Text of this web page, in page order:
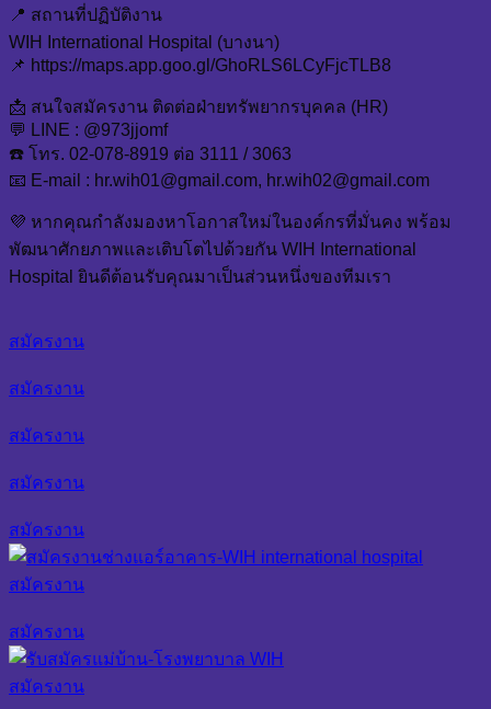
📍 สถานที่ปฏิบัติงาน
WIH International Hospital (บางนา)
📌 https://maps.app.goo.gl/GhoRLS6LCyFjcTLB8
📩 สนใจสมัครงาน ติดต่อฝ่ายทรัพยากรบุคคล (HR)
💬 LINE : @973jjomf
☎️ โทร. 02-078-8919 ต่อ 3111 / 3063
📧 E-mail : hr.wih01@gmail.com, hr.wih02@gmail.com
💜 หากคุณกำลังมองหาโอกาสใหม่ในองค์กรที่มั่นคง พร้อม
พัฒนาศักยภาพและเติบโตไปด้วยกัน WIH International
Hospital ยินดีต้อนรับคุณมาเป็นส่วนหนึ่งของทีมเรา
สมัครงาน
สมัครงาน
สมัครงาน
สมัครงาน
สมัครงาน
สมัครงาน
สมัครงาน
สมัครงาน